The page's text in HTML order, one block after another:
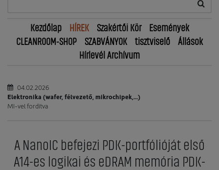
Kezdőlap HÍREK Szakértői Kör
Események
CLEANROOM-SHOP
SZABVÁNYOK tisztviselő
Állások
Hírlevél Archívum
04.02.2026
Elektronika (wafer, félvezető, mikrochipek,...)
MI-vel fordítva
A NanoIC befejezi PDK-portfólióját első
A14-es logikai és eDRAM memória PDK-